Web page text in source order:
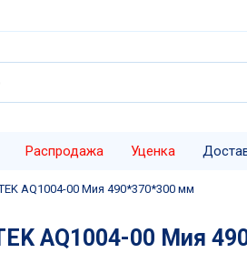
Распродажа Уценка
AQ1004-00 Мия 490*370*300 мм
AQ1004-00 Мия